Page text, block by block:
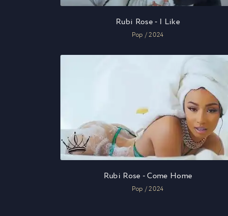
Rubi Rose - I Like
Pop / 2024
Rubi Rose - Come Home
Pop / 2024